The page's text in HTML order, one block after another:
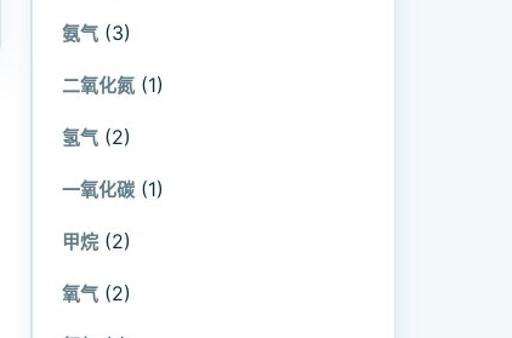
氨气 (3)
二氧化氮 (1)
氢气 (2)
一氧化碳 (1)
甲烷 (2)
氧气 (2)